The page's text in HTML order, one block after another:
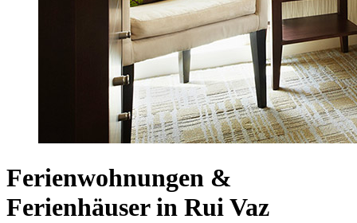
Ferienwohnungen &
Ferienhäuser in Rui Vaz